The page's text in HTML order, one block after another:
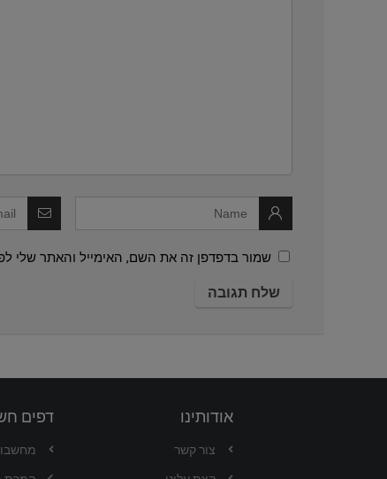
שמור בדפדפן זה את השם, האימייל והאתר שלי
אודותינו
צור קשר
דפים